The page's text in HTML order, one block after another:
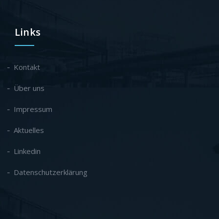
Links
Kontakt
Über uns
Impressum
Aktuelles
Linkedin
Datenschutzerklärung